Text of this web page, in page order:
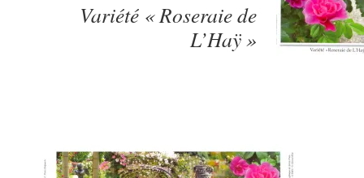
Variété « Roseraie de
L’Haÿ »